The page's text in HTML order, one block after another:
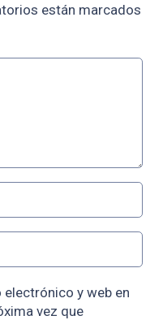
están marcados
y web en
vez que